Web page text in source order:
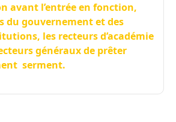
avant l’entrée en fonction,
du gouvernement et des
les recteurs d’académie
généraux de prêter
serment.